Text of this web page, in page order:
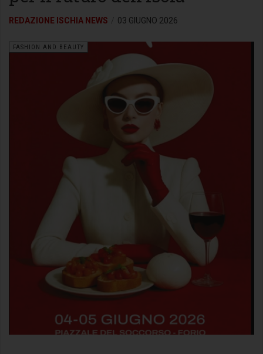
REDAZIONE ISCHIA NEWS 03 GIUGNO 2026
FASHION AND BEAUTY